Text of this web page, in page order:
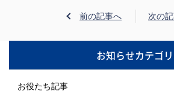
前の記事へ 次の
お知らせカテゴリ
お役たち記事